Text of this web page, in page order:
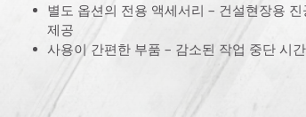
별도 옵션의 전용 액세서리 – 건설현장용
제공
사용이 간편한 부품 – 감소된 작업 중단 시